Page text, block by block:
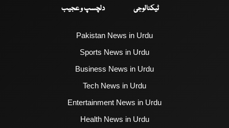
ٹیکنالوجی
دلچسپ و عجیب
Pakistan News in Urdu
Sports News in Urdu
Business News in Urdu
Tech News in Urdu
Entertainment News in Urdu
Health News in Urdu